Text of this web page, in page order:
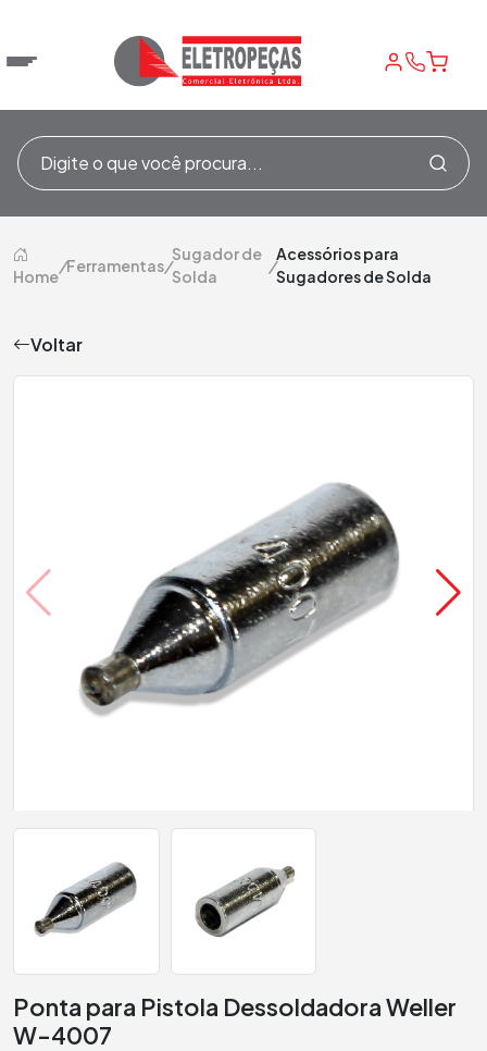
Home
/Ferramentas/
Sugador de
Solda
/
Acessórios para
Sugadores de Solda
Voltar
Ponta para Pistola Dessoldadora Weller
W-4007